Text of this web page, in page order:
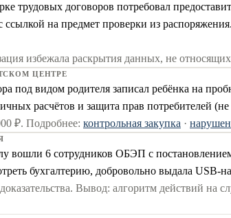
трудовых договоров потребовал
ссылкой на предмет проверки из
избежала раскрытия данных, не
ЦЕНТРЕ
под видом родителя записал ребёнка на
расчётов и защита прав потребителей
₽. Подробнее: контрольная закупка ·
вошли 6 сотрудников ОБЭП с
бухгалтерию, добровольно выдала USB-
Вывод: алгоритм действий на